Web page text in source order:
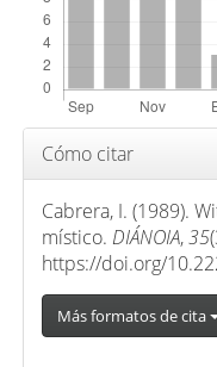
i
p
Detalles
del
artículo
Cómo citar
Cabrera, I. (1989).
místico. DIÁNOIA,35
https://doi.org/
Más formatos de cita